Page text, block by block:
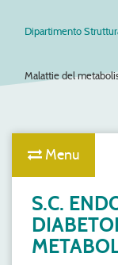
Dipartimento
Malattie del
Menu
S.C.